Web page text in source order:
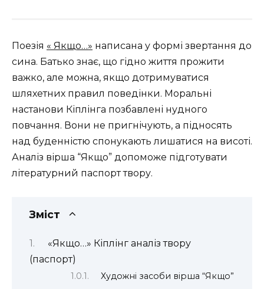
Поезія « Якщо…» написана у формі звертання до
сина. Батько знає, що гідно життя прожити
важко, але можна, якщо дотримуватися
шляхетних правил поведінки. Моральні
настанови Кіплінга позбавлені нудного
повчання. Вони не пригнічують, а підносять
над буденністю спонукають лишатися на висоті.
Аналіз вірша “Якщо” допоможе підготувати
літературний паспорт твору.
Зміст
«Якщо…» Кіплінг аналіз твору
(паспорт)
Художні засоби вірша “Якщо”